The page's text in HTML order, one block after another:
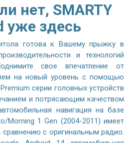
нет, SMARTY
уже здесь
готова к Вашему прыжку в
и технологий
свое впечатление от
на новый уровень с помощью
серии головных устройств
и потрясающим качеством
навигация на базе
Morning 1 Gen (2004-2011) имеет
с оригинальным радио.